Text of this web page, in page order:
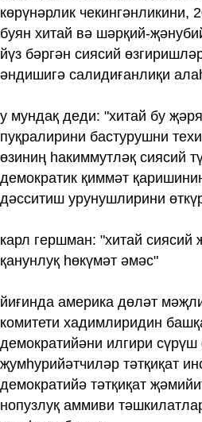
көрүнәрлик чекингәнликини,
буян хитай вә шәрқий-
йүз бәргән сиясий
әндишигә салидиғанлиқи
у мундақ деди: "хитай бу
пуқралирини бастурушни
өзиниң һакиммутләқ сиясий
демократик қиммәт
дәсситиш урунушлирини
карл гершман: "хитай сиясий
қанунлуқ һөкүмәт әмәс"
йиғинда америка дөләт
комитети хадимлиридин
демократийәни илгири
җумһурийәтчиләр тәтқиқат
демократийә тәтқиқат
нопузлуқ аммиви